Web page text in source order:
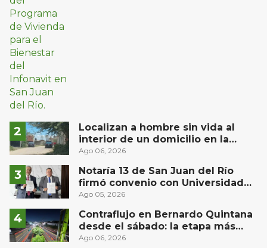
Localizan a hombre sin vida al
interior de un domicilio en la
comunidad El Rodeo, San Juan del
Ago 06, 2026
Notaría 13 de San Juan del Río
firmó convenio con Universidad
Privada del Bajío para recibir
Ago 05, 2026
Contraflujo en Bernardo Quintana
desde el sábado: la etapa más
compleja del operativo vial
Ago 06, 2026